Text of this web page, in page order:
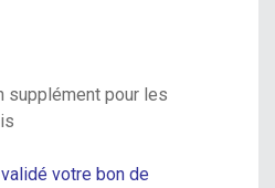
supplément pour les
votre bon de